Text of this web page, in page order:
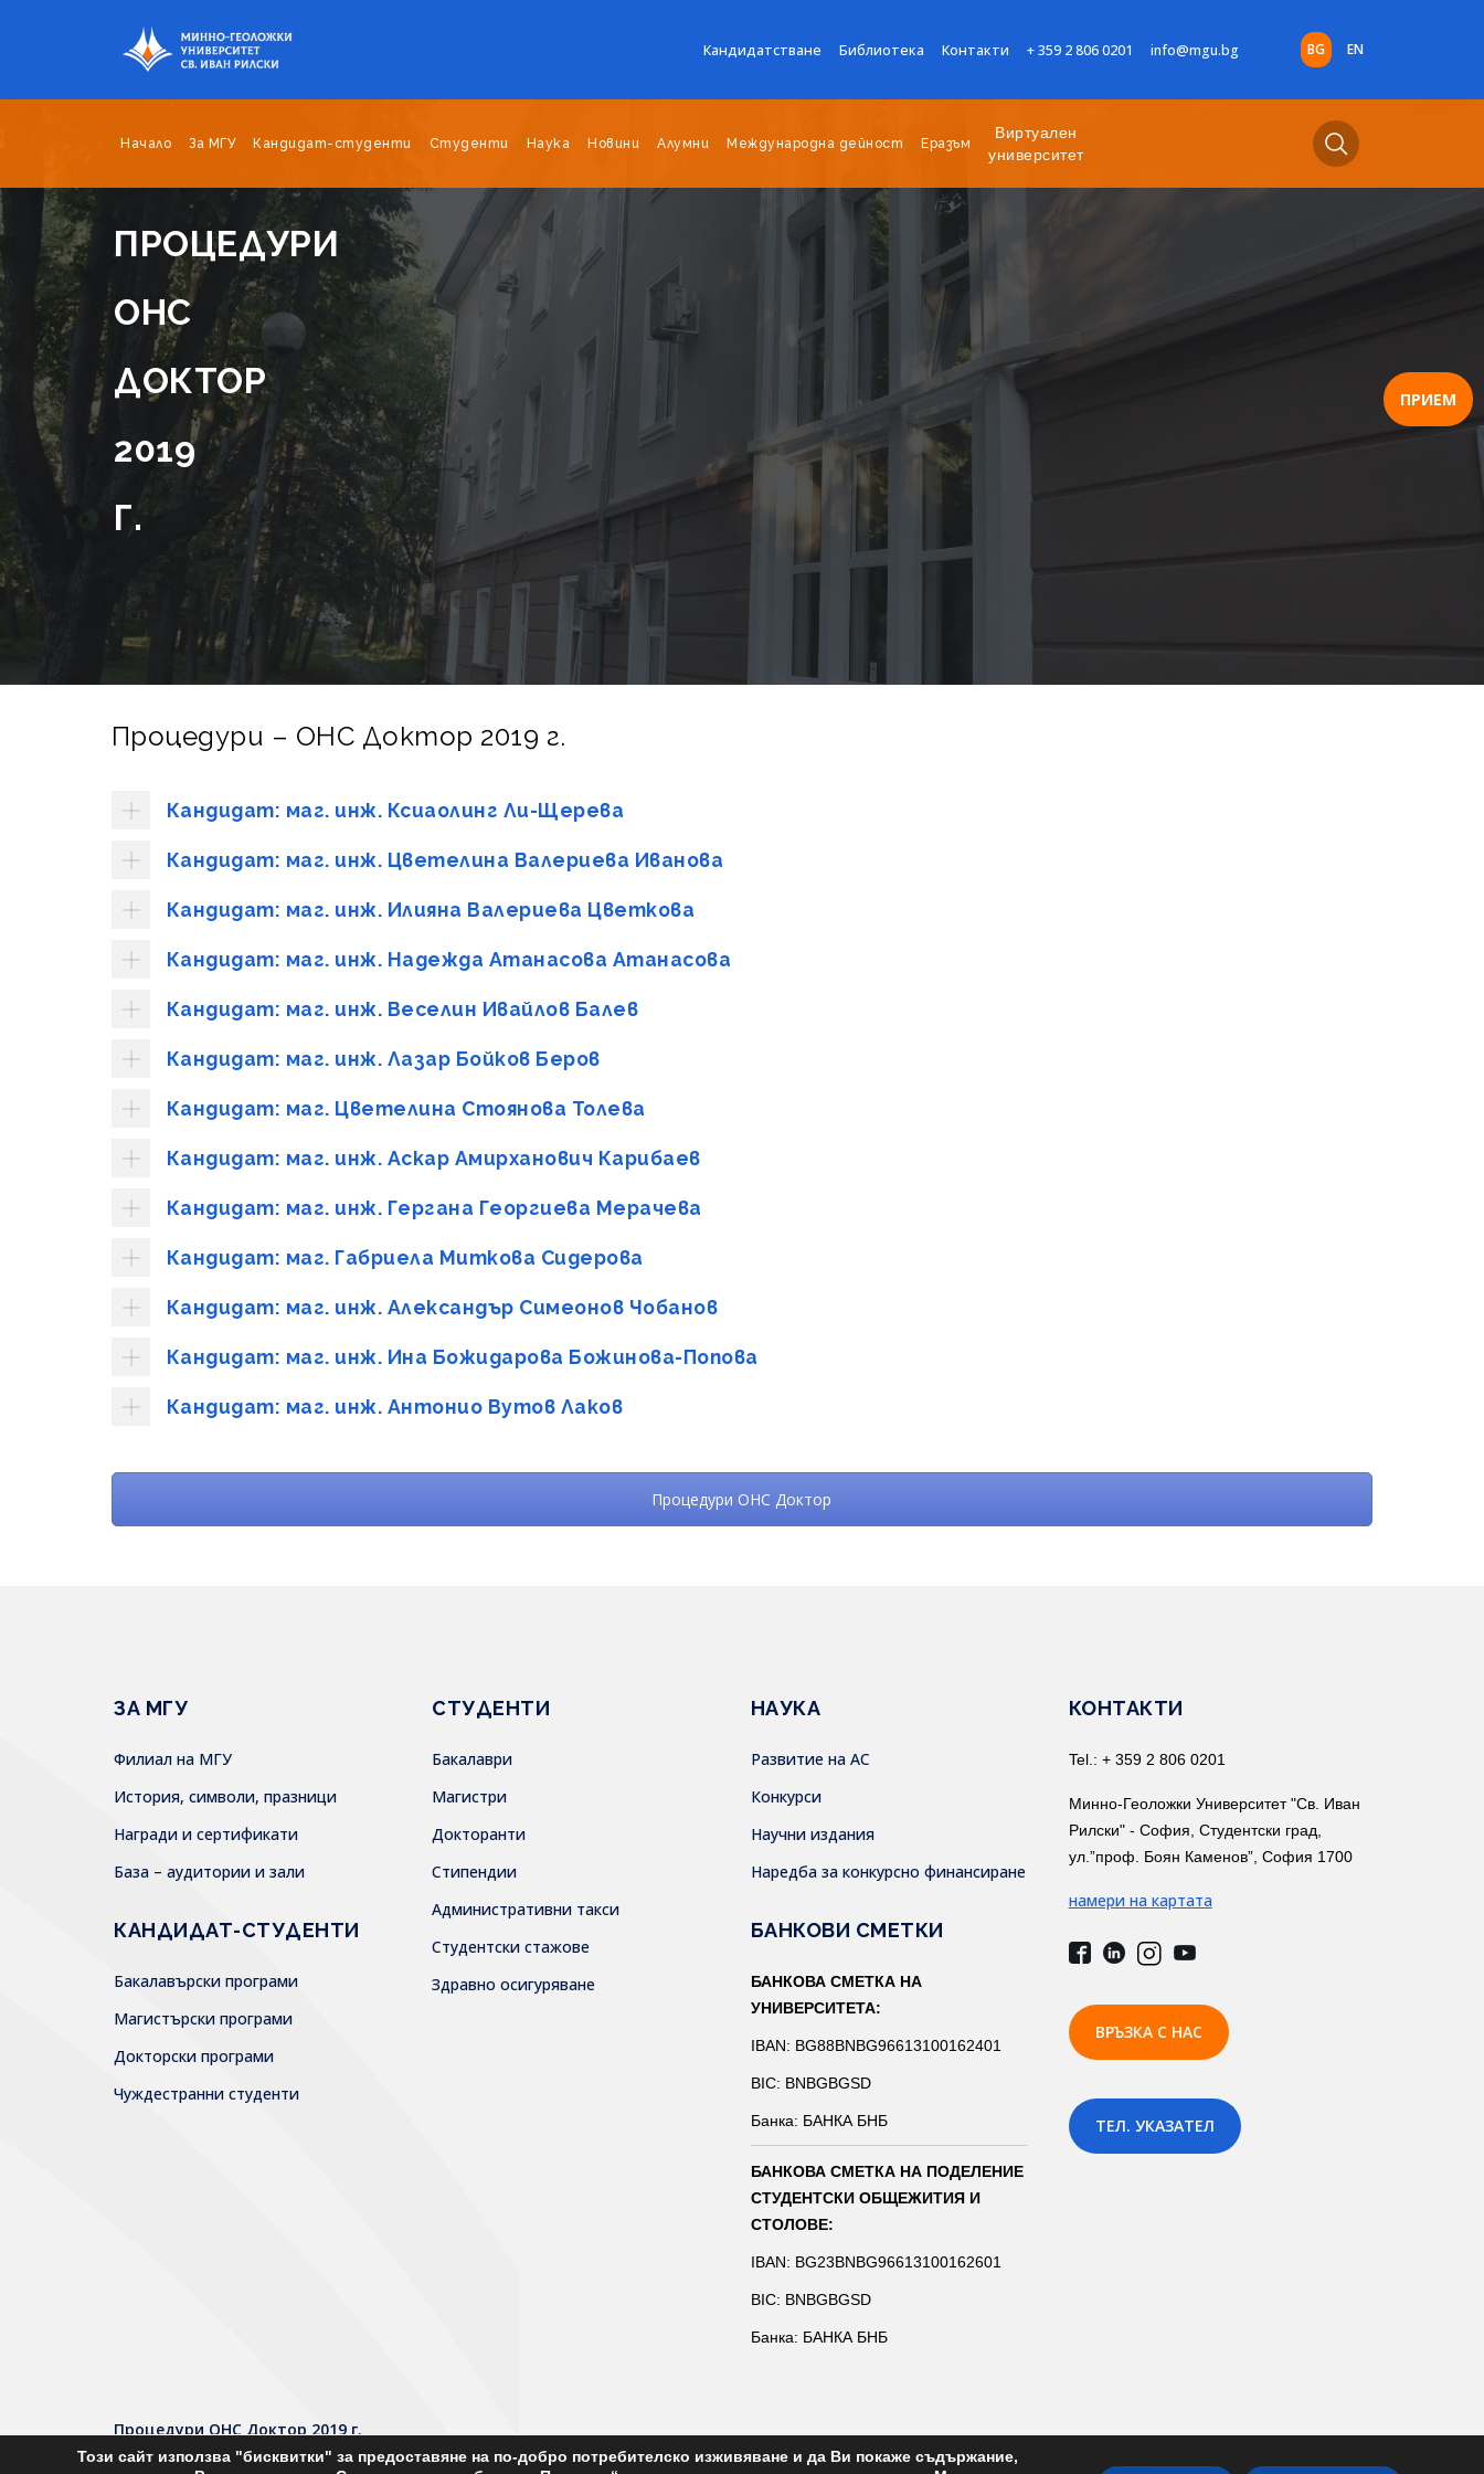
ПРИЕМ
Кандидатстване Библиотека Контакти + 359 2 806 0201 info@mgu.bg BG EN
Начало За МГУ Кандидат-студенти Студенти Наука Новини Алумни Международна дейност Еразъм
Виртуален
университет
ПРОЦЕДУРИ
ОНС
ДОКТОР
2019
Г.
Процедури – ОНС Доктор 2019 г.
Кандидат: маг. инж. Ксиаолинг Ли-Щерева
Кандидат: маг. инж. Цветелина Валериева Иванова
Кандидат: маг. инж. Илияна Валериева Цветкова
Кандидат: маг. инж. Надежда Атанасова Атанасова
Кандидат: маг. инж. Веселин Ивайлов Балев
Кандидат: маг. инж. Лазар Бойков Беров
Кандидат: маг. Цветелина Стоянова Толева
Кандидат: маг. инж. Аскар Амирханович Карибаев
Кандидат: маг. инж. Гергана Георгиева Мерачева
Кандидат: маг. Габриела Миткова Сидерова
Кандидат: маг. инж. Александър Симеонов Чобанов
Кандидат: маг. инж. Ина Божидарова Божинова-Попова
Кандидат: маг. инж. Антонио Вутов Лаков
Процедури ОНС Доктор
ЗА МГУ
Филиал на МГУ
История, символи, празници
Награди и сертификати
База – аудитории и зали
КАНДИДАТ-СТУДЕНТИ
Бакалавърски програми
Магистърски програми
Докторски програми
Чуждестранни студенти
СТУДЕНТИ
Бакалаври
Магистри
Докторанти
Стипендии
Административни такси
Студентски стажове
Здравно осигуряване
НАУКА
Развитие на АС
Конкурси
Научни издания
Наредба за конкурсно финансиране
БАНКОВИ СМЕТКИ
БАНКОВА СМЕТКА НА
УНИВЕРСИТЕТА:
IBAN: BG88BNBG96613100162401
BIC: BNBGBGSD
Банка: БАНКА БНБ
БАНКОВА СМЕТКА НА ПОДЕЛЕНИЕ
СТУДЕНТСКИ ОБЩЕЖИТИЯ И
СТОЛОВЕ:
IBAN: BG23BNBG96613100162601
BIC: BNBGBGSD
Банка: БАНКА БНБ
КОНТАКТИ
Tel.: + 359 2 806 0201
Минно-Геоложки Университет "Св. Иван
Рилски" - София, Студентски град,
ул.”проф. Боян Каменов”, София 1700
намери на картата
ВРЪЗКА С НАС
ТЕЛ. УКАЗАТЕЛ
Процедури ОНС Доктор 2019 г.
Този сайт използва "бисквитки" за предоставяне на по-добро потребителско изживяване и да Ви покаже съдържание,